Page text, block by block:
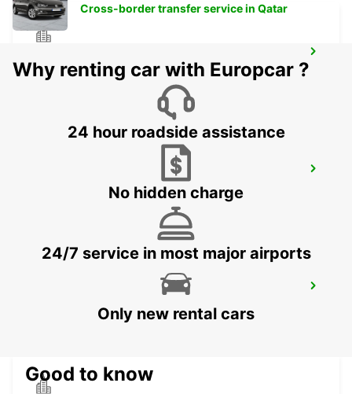
GENEVA - SWITZERLAND
GENEVA VERNIER - IKC *RY*
VERNIER - SWITZERLAND
ANNEMASSE - FRANCE
Cross-border transfer service in Qatar
Why renting car with Europcar ?
24 hour roadside assistance
No hidden charge
24/7 service in most major airports
Only new rental cars
Good to know